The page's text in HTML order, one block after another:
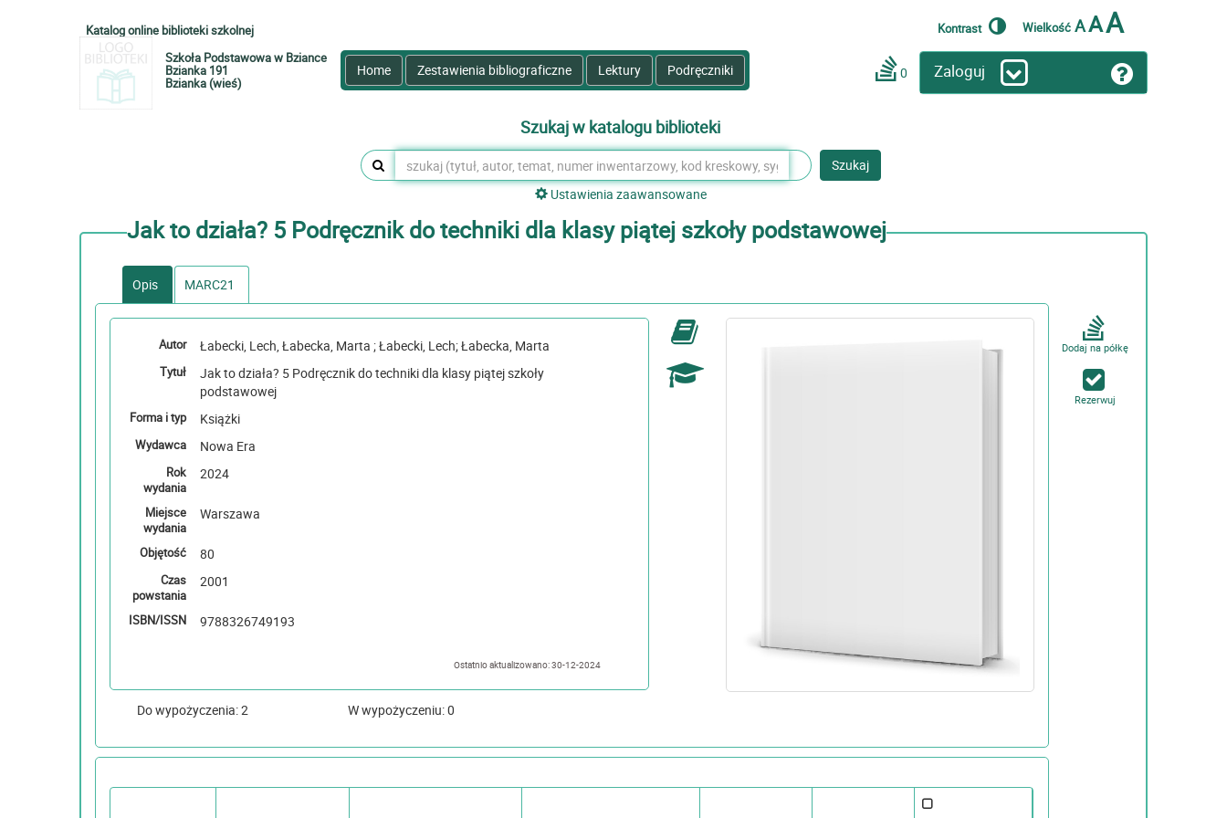
Katalog online biblioteki szkolnej Kontrast Wielkość AAA
Szkoła Podstawowa w Bziance
Bzianka 191
Bzianka (wieś)
Home Zestawienia bibliograficzne Lektury Podręczniki 0 Zaloguj
Szukaj w katalogu biblioteki
Szukaj
Ustawienia zaawansowane
Jak to działa? 5 Podręcznik do techniki dla klasy piątej szkoły podstawowej
Opis MARC21
Autor Łabecki, Lech, Łabecka, Marta ; Łabecki, Lech; Łabecka, Marta
Tytuł
Jak to działa? 5 Podręcznik do techniki dla klasy piątej szkoły
podstawowej
Forma i typ Książki
Wydawca Nowa Era
Rok
wydania
2024
Miejsce
wydania
Warszawa
Objętość 80
Czas
powstania
2001
ISBN/ISSN 9788326749193
Ostatnio aktualizowano: 30-12-2024
Do wypożyczenia: 2 W wypożyczeniu: 0
Dodaj na półkę
Rezerwuj